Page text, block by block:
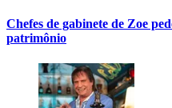
Chefes de gabinete de Zoe
patrimônio